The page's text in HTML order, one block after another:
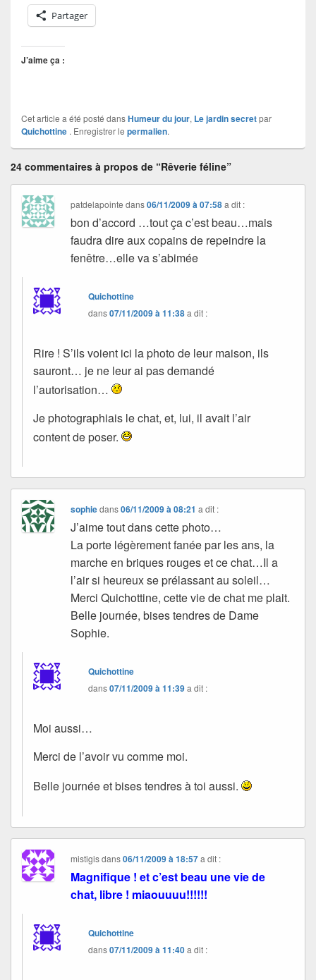
Partager
J’aime ça :
Cet article a été posté dansHumeur du jour, Le jardin secretpar
Quichottine . Enregistrer le permalien.
24 commentaires à propos de “Rêverie féline”
patdelapointe dans06/11/2009 à 07:58 a dit :
bon d’accord …tout ça c’est beau…mais
faudra dire aux copains de repeindre la
fenêtre…elle va s’abimée
Quichottine
dans07/11/2009 à 11:38a dit :
Rire ! S’ils voient ici la photo de leur maison, ils
sauront… je ne leur ai pas demandé
l’autorisation…
Je photographiais le chat, et, lui, il avait l’air
content de poser.
sophiedans06/11/2009 à 08:21 a dit :
J’aime tout dans cette photo…
La porte légèrement fanée par les ans, la
marche en briques rouges et ce chat…Il a
l’air si heureux se prélassant au soleil…
Merci Quichottine, cette vie de chat me plait.
Belle journée, bises tendres de Dame
Sophie.
Quichottine
dans07/11/2009 à 11:39a dit :
Moi aussi…
Merci de l’avoir vu comme moi.
Belle journée et bises tendres à toi aussi.
mistigisdans06/11/2009 à 18:57 a dit :
Magnifique ! et c’est beau une vie de
chat, libre ! miaouuuu!!!!!!
Quichottine
dans07/11/2009 à 11:40a dit :